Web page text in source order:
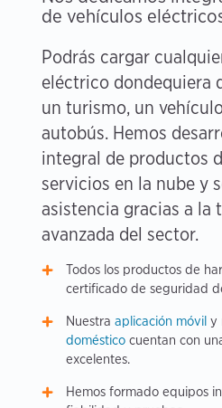
de vehículos
Podrás cargar
eléctrico dondequiera
un turismo, un
autobús. Hemos
integral de productos
servicios en la nube y
asistencia gracias a la
avanzada del sector.
Todos los productos de
certificado de seguridad
Nuestraaplicación móvil y
doméstico cuentan con
excelentes.
Hemos formado equipos